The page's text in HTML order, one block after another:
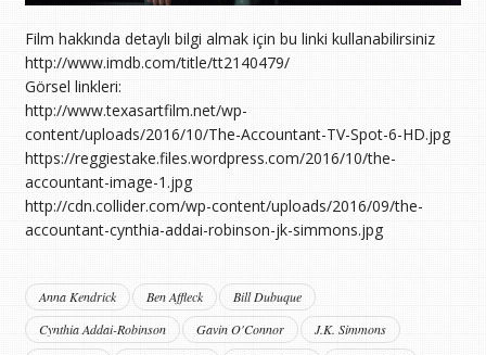
Film hakkında detaylı bilgi almak için bu linki kullanabilirsiniz
http://www.imdb.com/title/tt2140479/
Görsel linkleri:
http://www.texasartfilm.net/wp-
content/uploads/2016/10/The-Accountant-TV-Spot-6-HD.jpg
https://reggiestake.files.wordpress.com/2016/10/the-
accountant-image-1.jpg
http://cdn.collider.com/wp-content/uploads/2016/09/the-
accountant-cynthia-addai-robinson-jk-simmons.jpg
Anna Kendrick Ben Affleck
Bill Dubuque
Cynthia Addai-Robinson
Gavin O'Connor
J.K. Simmons